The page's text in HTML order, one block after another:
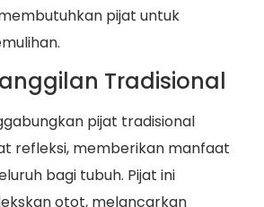
pijat untuk
Tradisional
pijat tradisional
refleksi, memberikan manfaat
bagi tubuh. Pijat ini
otot, melancarkan